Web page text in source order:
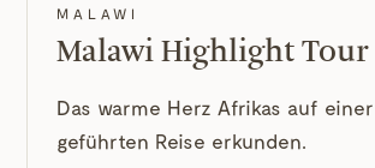
MALAWI
Malawi Highlight Tour
Das warme Herz Afrikas auf
geführten Reise erkunden.